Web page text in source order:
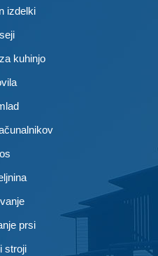
izdelki
kuhinjo
prsi
stroji